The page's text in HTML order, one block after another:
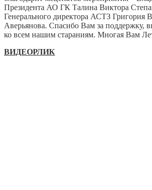
Президента АО ГК Талина Виктора
Генерального директора АСТЗ Григория
Аверьянова. Спасибо Вам за поддержку,
ко всем нашим стараниям. Многая Вам
ВИДЕОРЛИК